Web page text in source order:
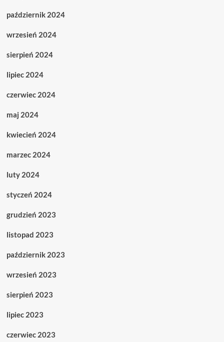
październik 2024
wrzesień 2024
sierpień 2024
lipiec 2024
czerwiec 2024
maj 2024
kwiecień 2024
marzec 2024
luty 2024
styczeń 2024
grudzień 2023
listopad 2023
październik 2023
wrzesień 2023
sierpień 2023
lipiec 2023
czerwiec 2023